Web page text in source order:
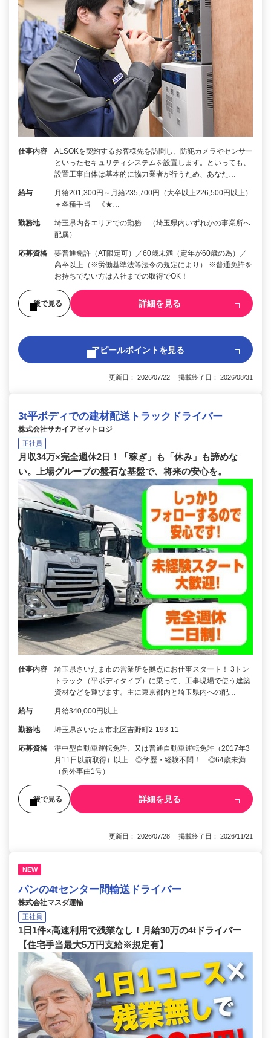
仕事内容
ALSOKを契約するお客様先を訪問し、防犯カメラやセンサー
といったセキュリティシステムを設置します。といっても、
設置工事自体は基本的に協力業者が行うため、あなた…
給与
月給201,300円～月給235,700円（大卒以上226,500円以上）
＋各種手当 《★…
勤務地
埼玉県内各エリアでの勤務 （埼玉県内いずれかの事業所へ
配属）
応募資格
要普通免許（AT限定可）／60歳未満（定年が60歳の為）／
高卒以上（※労働基準法等法令の規定により） ※普通免許を
お持ちでない方は入社までの取得でOK！
後で見る 詳細を見る
アピールポイントを見る
更新日： 2026/07/22 掲載終了日： 2026/08/31
3t平ボディでの建材配送トラックドライバー
株式会社サカイアゼットロジ
正社員
月収34万×完全週休2日！「稼ぎ」も「休み」も諦めな
い。上場グループの盤石な基盤で、将来の安心を。
仕事内容
埼玉県さいたま市の営業所を拠点にお仕事スタート！ 3トン
トラック（平ボディタイプ）に乗って、工事現場で使う建築
資材などを運びます。主に東京都内と埼玉県内への配…
給与 月給340,000円以上
勤務地 埼玉県さいたま市北区吉野町2-193-11
応募資格
準中型自動車運転免許、又は普通自動車運転免許（2017年3
月11日以前取得）以上 ◎学歴・経験不問！ ◎64歳未満
（例外事由1号）
後で見る 詳細を見る
更新日： 2026/07/28 掲載終了日： 2026/11/21
NEW
パンの4tセンター間輸送ドライバー
株式会社マスダ運輸
正社員
1日1件×高速利用で残業なし！月給30万の4tドライバー
【住宅手当最大5万円支給※規定有】